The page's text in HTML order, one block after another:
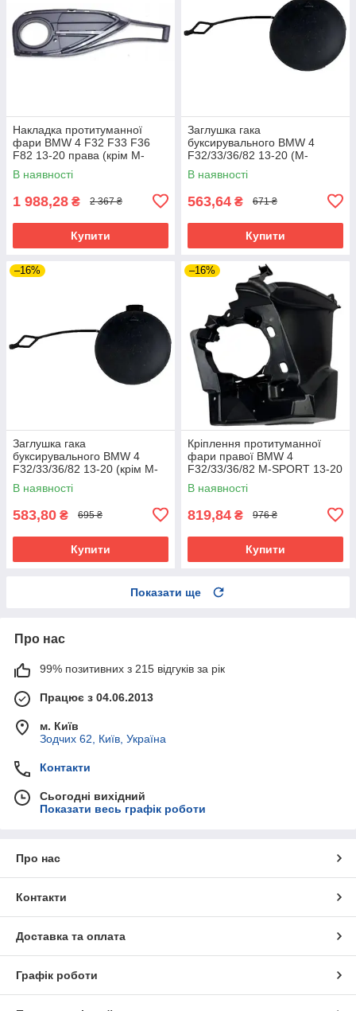
Накладка протитуманної
фари BMW 4 F32 F33 F36
F82 13-20 права (крім M-
SPORT) Fps чорна текстура
В наявності
1 988,28 ₴ 2 367 ₴
Купити
Заглушка гака
буксирувального BMW 4
F32/33/36/82 13-20 (M-
SPORT) Fps
В наявності
563,64 ₴ 671 ₴
Купити
–16%
Заглушка гака
буксирувального BMW 4
F32/33/36/82 13-20 (крім M-
SPORT) Fps
В наявності
583,80 ₴ 695 ₴
Купити
–16%
Кріплення протитуманної
фари правої BMW 4
F32/33/36/82 M-SPORT 13-20
Fps
В наявності
819,84 ₴ 976 ₴
Купити
Показати ще
Про нас
99% позитивних з 215 відгуків за рік
Працює з 04.06.2013
м. Київ
Зодчих 62, Київ, Україна
Контакти
Сьогодні вихідний
Показати весь графік роботи
Про нас
Контакти
Доставка та оплата
Графік роботи